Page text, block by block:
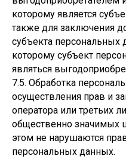
которому является
также для заключения
субъекта персональных
которому субъект
являться
7.5. Обработка
осуществления прав и
оператора или третьих
общественно значимых
этом не нарушаются
персональных данных.